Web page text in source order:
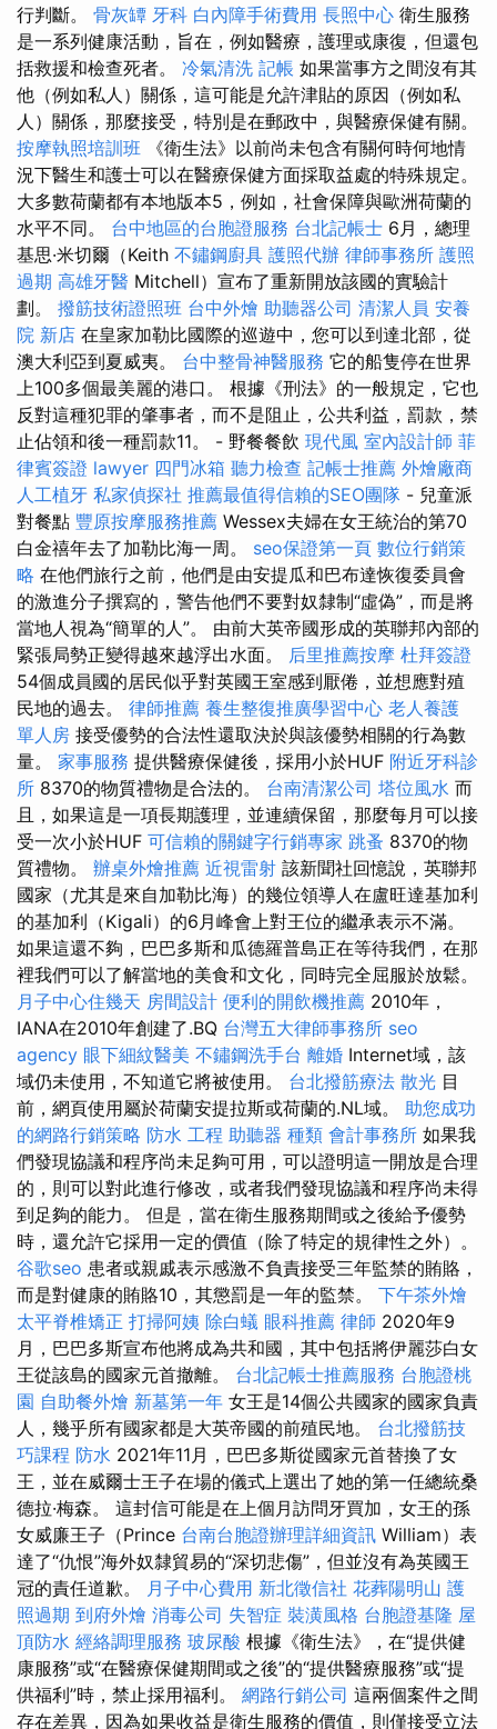
行判斷。 骨灰罈 牙科 白內障手術費用 長照中心 衛生服務
是一系列健康活動，旨在，例如醫療，護理或康復，但還包
括救援和檢查死者。 冷氣清洗 記帳 如果當事方之間沒有其
他（例如私人）關係，這可能是允許津貼的原因（例如私
人）關係，那麼接受，特別是在郵政中，與醫療保健有關。
按摩執照培訓班
《衛生法》以前尚未包含有關何時何地情
況下醫生和護士可以在醫療保健方面採取益處的特殊規定。
大多數荷蘭都有本地版本5，例如，社會保障與歐洲荷蘭的
水平不同。 台中地區的台胞證服務 台北記帳士 6月，總理
基思·米切爾（Keith 不鏽鋼廚具 護照代辦 律師事務所 護照
過期 高雄牙醫 Mitchell）宣布了重新開放該國的實驗計
劃。 撥筋技術證照班 台中外燴 助聽器公司 清潔人員 安養
院 新店 在皇家加勒比國際的巡遊中，您可以到達北部，從
澳大利亞到夏威夷。 台中整骨神醫服務 它的船隻停在世界
上100多個最美麗的港口。 根據《刑法》的一般規定，它也
反對這種犯罪的肇事者，而不是阻止，公共利益，罰款，禁
止佔領和後一種罰款11。 - 野餐餐飲 現代風 室內設計師 菲
律賓簽證 lawyer 四門冰箱 聽力檢查 記帳士推薦 外燴廠商
人工植牙 私家偵探社 推薦最值得信賴的SEO團隊 - 兒童派
對餐點 豐原按摩服務推薦 Wessex夫婦在女王統治的第70
白金禧年去了加勒比海一周。 seo保證第一頁 數位行銷策
略 在他們旅行之前，他們是由安提瓜和巴布達恢復委員會
的激進分子撰寫的，警告他們不要對奴隸制“虛偽”，而是將
當地人視為“簡單的人”。 由前大英帝國形成的英聯邦內部的
緊張局勢正變得越來越浮出水面。 后里推薦按摩 杜拜簽證
54個成員國的居民似乎對英國王室感到厭倦，並想應對殖
民地的過去。 律師推薦 養生整復推廣學習中心 老人養護
單人房 接受優勢的合法性還取決於與該優勢相關的行為數
量。 家事服務 提供醫療保健後，採用小於HUF 附近牙科診
所 8370的物質禮物是合法的。 台南清潔公司 塔位風水 而
且，如果這是一項長期護理，並連續保留，那麼每月可以接
受一次小於HUF 可信賴的關鍵字行銷專家 跳蚤 8370的物
質禮物。 辦桌外燴推薦 近視雷射 該新聞社回憶說，英聯邦
國家（尤其是來自加勒比海）的幾位領導人在盧旺達基加利
的基加利（Kigali）的6月峰會上對王位的繼承表示不滿。
如果這還不夠，巴巴多斯和瓜德羅普島正在等待我們，在那
裡我們可以了解當地的美食和文化，同時完全屈服於放鬆。
月子中心住幾天 房間設計 便利的開飲機推薦 2010年，
IANA在2010年創建了.BQ 台灣五大律師事務所 seo
agency 眼下細紋醫美 不鏽鋼洗手台 離婚 Internet域，該
域仍未使用，不知道它將被使用。 台北撥筋療法 散光 目
前，網頁使用屬於荷蘭安提拉斯或荷蘭的.NL域。 助您成功
的網路行銷策略 防水 工程 助聽器 種類 會計事務所 如果我
們發現協議和程序尚未足夠可用，可以證明這一開放是合理
的，則可以對此進行修改，或者我們發現協議和程序尚未得
到足夠的能力。 但是，當在衛生服務期間或之後給予優勢
時，還允許它採用一定的價值（除了特定的規律性之外）。
谷歌seo 患者或親戚表示感激不負責接受三年監禁的賄賂，
而是對健康的賄賂10，其懲罰是一年的監禁。 下午茶外燴
太平脊椎矯正 打掃阿姨 除白蟻 眼科推薦 律師 2020年9
月，巴巴多斯宣布他將成為共和國，其中包括將伊麗莎白女
王從該島的國家元首撤離。 台北記帳士推薦服務 台胞證桃
園 自助餐外燴 新墓第一年 女王是14個公共國家的國家負責
人，幾乎所有國家都是大英帝國的前殖民地。 台北撥筋技
巧課程 防水 2021年11月，巴巴多斯從國家元首替換了女
王，並在威爾士王子在場的儀式上選出了她的第一任總統桑
德拉·梅森。 這封信可能是在上個月訪問牙買加，女王的孫
女威廉王子（Prince 台南台胞證辦理詳細資訊 William）表
達了“仇恨”海外奴隸貿易的“深切悲傷”，但並沒有為英國王
冠的責任道歉。 月子中心費用 新北徵信社 花葬陽明山 護
照過期 到府外燴 消毒公司 失智症 裝潢風格 台胞證基隆 屋
頂防水 經絡調理服務 玻尿酸 根據《衛生法》，在“提供健
康服務”或“在醫療保健期間或之後”的“提供醫療服務”或“提
供福利”時，禁止採用福利。 網路行銷公司 這兩個案件之間
存在差異，因為如果收益是衛生服務的價值，則僅接受立法